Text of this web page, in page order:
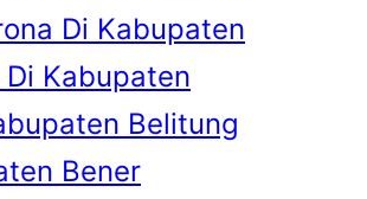
Di Kabupaten
Kabupaten
Belitung
Bener